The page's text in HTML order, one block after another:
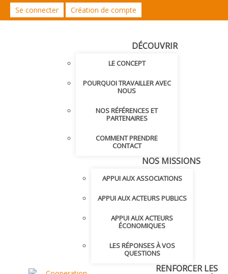
Se connecter Création de compte
DÉCOUVRIR
LE CONCEPT
POURQUOI TRAVAILLER AVEC
NOUS
NOS RÉFÉRENCES ET
PARTENAIRES
COMMENT PRENDRE
CONTACT
NOS MISSIONS
APPUI AUX ASSOCIATIONS
APPUI AUX ACTEURS PUBLICS
APPUI AUX ACTEURS
ÉCONOMIQUES
LES RÉPONSES À VOS
QUESTIONS
RENFORCER LES